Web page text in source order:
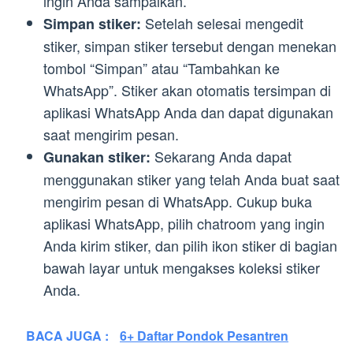
Simpan stiker: Setelah selesai mengedit
stiker, simpan stiker tersebut dengan menekan
tombol “Simpan” atau “Tambahkan ke
WhatsApp”. Stiker akan otomatis tersimpan di
aplikasi WhatsApp Anda dan dapat digunakan
saat mengirim pesan.
Gunakan stiker: Sekarang Anda dapat
menggunakan stiker yang telah Anda buat saat
mengirim pesan di WhatsApp. Cukup buka
aplikasi WhatsApp, pilih chatroom yang ingin
Anda kirim stiker, dan pilih ikon stiker di bagian
bawah layar untuk mengakses koleksi stiker
Anda.
BACA JUGA :
6+ Daftar Pondok Pesantren